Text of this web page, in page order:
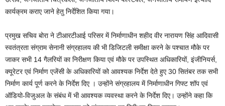
कार्यक्रम कराए जाने हेतु निर्देशित किया गया।
प्रमुख सचिव बोरा ने टीआरटीआई परिसर में निर्माणाधीन शहीद वीर नारायण सिंह आदिवासी
स्वतंत्रता संग्राम सेनानी संग्रहालय की भी डिजिटली समीक्षा करने के पश्चात मौके पर
जाकर सभी 14 गैलरियों का निरीक्षण किया एवं मौके पर उपस्थित अधिकारियों, इंजीनियर्स,
क्यूरेटर एवं निर्माण एजेंसी के अधिकारियों को आवश्यक निर्देश देते हुए 30 सितंबर तक सभी
निर्माण कार्य पूर्ण करने के निर्देश दिए । उन्होंने संग्रहालय में निर्माणाधीन गिफ्ट शॉप एवं
ऑडियो-विजुअल के संबंध में भी आवश्यक व्यवस्था करने के निर्देश दिए। उन्होंने कहा कि